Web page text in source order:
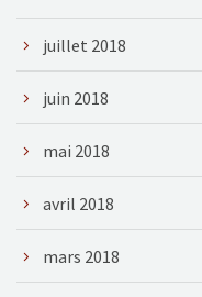
juillet 2018
juin 2018
mai 2018
avril 2018
mars 2018